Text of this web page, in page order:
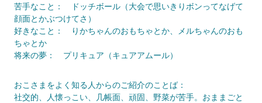
苦手なこと： ドッチボール（大会で思いきりボンってなげて
顔面とかぶつけてさ）
好きなこと： りかちゃんのおもちゃとか、メルちゃんのおも
ちゃとか
将来の夢： プリキュア（キュアアムール）
おこさまをよく知る人からのご紹介のことば：
社交的、人懐っこい、几帳面、頑固、野菜が苦手。おままごと